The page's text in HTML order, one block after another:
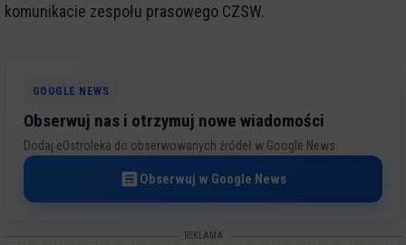
komunikacie zespołu prasowego CZSW.
GOOGLE NEWS
Obserwuj nas i otrzymuj nowe wiadomości
Dodaj eOstroleka do obserwowanych źródeł w Google News.
Obserwuj w Google News
REKLAMA